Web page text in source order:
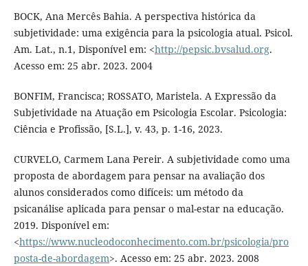
BOCK, Ana Mercês Bahia. A perspectiva histórica da
subjetividade: uma exigência para la psicologia atual. Psicol.
Am. Lat., n.1, Disponível em: <http://pepsic.bvsalud.org.
Acesso em: 25 abr. 2023. 2004
BONFIM, Francisca; ROSSATO, Maristela. A Expressão da
Subjetividade na Atuação em Psicologia Escolar. Psicologia:
Ciência e Profissão, [S.L.], v. 43, p. 1-16, 2023.
CURVELO, Carmem Lana Pereir. A subjetividade como uma
proposta de abordagem para pensar na avaliação dos
alunos considerados como difíceis: um método da
psicanálise aplicada para pensar o mal-estar na educação.
2019. Disponível em:
<https://www.nucleodoconhecimento.com.br/psicologia/pro
posta-de-abordagem>. Acesso em: 25 abr. 2023. 2008